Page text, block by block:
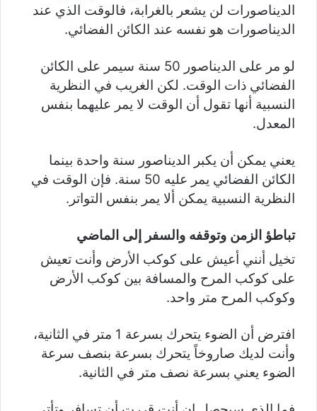
الديناصورات لن يشعر بالغرابة، فالوقت الذي عند
الديناصورات هو نفسه عند الكائن الفضائي.
لو مر على الديناصور 50 سنة سيمر على الكائن
الفضائي ذات الوقت. لكن الغريب في النظرية
النسبية أنها تقول أن الوقت لا يمر عليهما بنفس
المعدل.
يعني يمكن أن يكبر الديناصور سنة واحدة بينما
الكائن الفضائي يمر عليه 50 سنة. فإن الوقت في
النظرية النسبية يمكن ألا يمر بنفس التواتر.
تباطؤ الزمن وتوقفه والسفر إلى الماضي
تخيل أنني أعيش على كوكب الأرض وأنت تعيش
على كوكب المرح والمسافة بين كوكب الأرض
وكوكب المرح متر واحد.
افترض أن الضوء يتحرك بسرعة 1 متر في الثانية،
وأنت لديك صاروخاً يتحرك بسرعة بنصف سرعة
الضوء يعني بسرعة نصف متر في الثانية.